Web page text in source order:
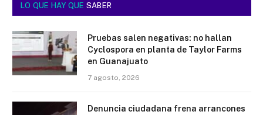
LO QUE HAY QUE SABER
Pruebas salen negativas: no hallan
Cyclospora en planta de Taylor Farms
en Guanajuato
7 agosto, 2026
Denuncia ciudadana frena arrancones